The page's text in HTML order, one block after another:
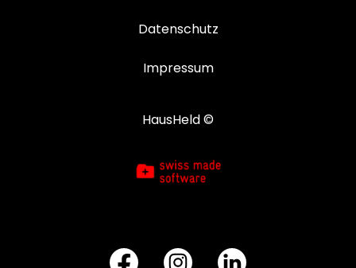
Datenschutz
Impressum
HausHeld ©